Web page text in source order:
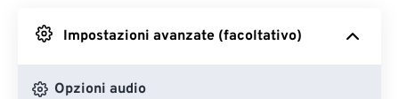
Da Google Drive
Impostazioni avanzate (facoltativo)
Opzioni audio